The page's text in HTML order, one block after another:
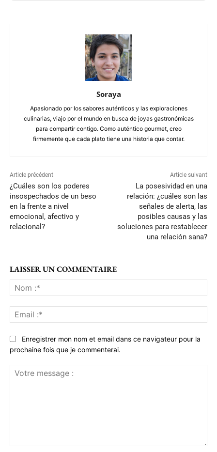
Soraya
Apasionado por los sabores auténticos y las exploraciones
culinarias, viajo por el mundo en busca de joyas gastronómicas
para compartir contigo. Como auténtico gourmet, creo
firmemente que cada plato tiene una historia que contar.
Article précédent
¿Cuáles son los poderes
insospechados de un beso
en la frente a nivel
emocional, afectivo y
relacional?
Article suivant
La posesividad en una
relación: ¿cuáles son las
señales de alerta, las
posibles causas y las
soluciones para restablecer
una relación sana?
LAISSER UN COMMENTAIRE
:*
:*
Enregistrer mon nom et email dans ce navigateur pour la
prochaine fois que je commenterai.